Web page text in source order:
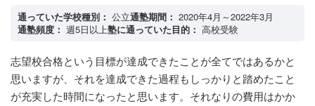
績が上がることが期待でき、よく褒めてくれるのも特徴で
す、
カリキュラムについて
英語は英単語テスト、国語は漢字テスト、社会は用語テスト
と何かと小テストをしようとします。ですが、語呂合わせや
通っていた学校種別： 公立通塾期間： 2020年4月～2022年3月
通塾頻度： 週5日以上塾に通っていた目的： 高校受験
志望校合格という目標が達成できたことが全てではあるかと
思いますが、それを達成できた過程もしっかりと踏めたこと
が充実した時間になったと思います。それなりの費用はかか